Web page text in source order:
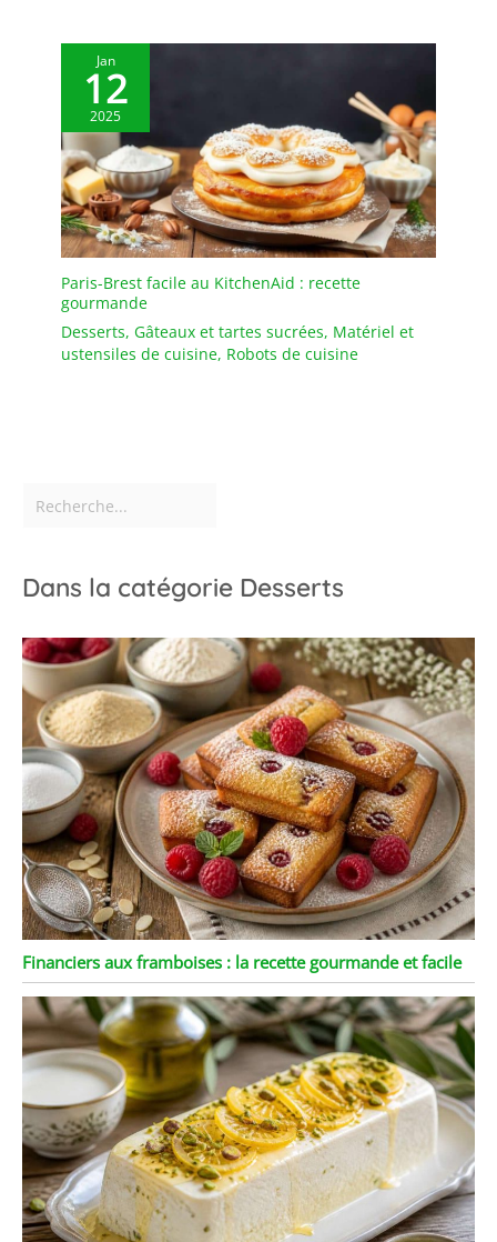
Jan
12
2025
Paris-Brest facile au KitchenAid : recette
gourmande
Desserts, Gâteaux et tartes sucrées, Matériel et
ustensiles de cuisine, Robots de cuisine
Dans la catégorie Desserts
Financiers aux framboises : la recette gourmande et facile